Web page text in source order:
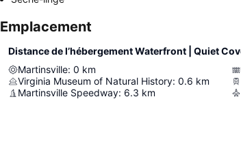
Emplacement
Martinsville: 0 km
Virginia Museum of Natural History: 0.6 km
Martinsville Speedway: 6.3 km